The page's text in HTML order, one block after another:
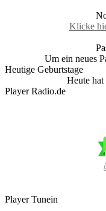
Klicke
Um ein neues
Heutige Geburtstage
Heute
Player Radio.de
Player Tunein